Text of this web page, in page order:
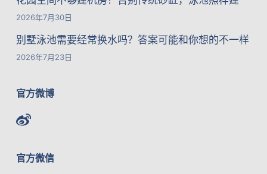
2026年7月30日
别墅泳池需要经常换水吗？答案可能和你想的不一样
2026年7月23日
官方微博
官方微信